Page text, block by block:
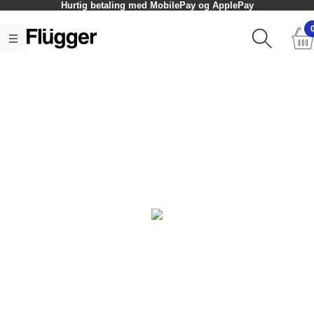
Hurtig betaling med MobilePay og ApplePay